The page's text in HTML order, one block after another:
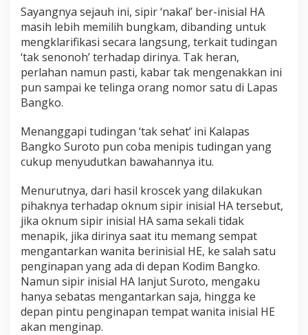
a
b
a
n
K
a
a
s
I
B
a
n
g
k
o
Sayangnya sejauh ini, sipir ‘nakal’ ber-inisial HA
masih lebih memilih bungkam, dibanding untuk
mengklarifikasi secara langsung, terkait tudingan
‘tak senonoh’ terhadap dirinya. Tak heran,
perlahan namun pasti, kabar tak mengenakkan ini
pun sampai ke telinga orang nomor satu di Lapas
Bangko.
Menanggapi tudingan ‘tak sehat’ ini Kalapas
Bangko Suroto pun coba menipis tudingan yang
cukup menyudutkan bawahannya itu.
Menurutnya, dari hasil kroscek yang dilakukan
pihaknya terhadap oknum sipir inisial HA tersebut,
jika oknum sipir inisial HA sama sekali tidak
menapik, jika dirinya saat itu memang sempat
mengantarkan wanita berinisial HE, ke salah satu
penginapan yang ada di depan Kodim Bangko.
Namun sipir inisial HA lanjut Suroto, mengaku
hanya sebatas mengantarkan saja, hingga ke
depan pintu penginapan tempat wanita inisial HE
akan menginap.